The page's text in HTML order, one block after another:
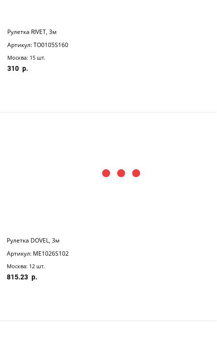
Рулетка RIVET, 3м
Артикул: TO0105S160
Москва: 15 шт.
310
Рулетка DOVEL, 3м
Артикул: ME1026S102
Москва: 12 шт.
815.23